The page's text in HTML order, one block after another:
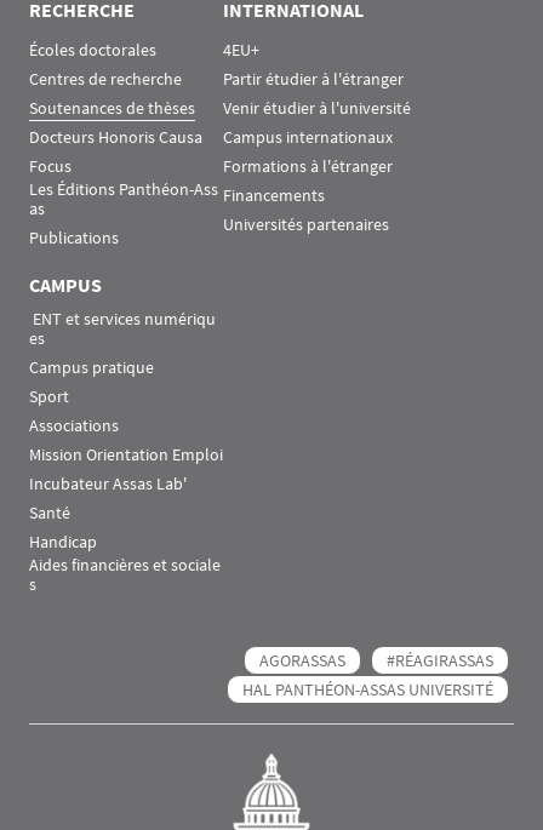
RECHERCHE
Écoles doctorales
Centres de recherche
Soutenances de thèses
Docteurs Honoris Causa
Focus
Les Éditions Panthéon-Ass
as
Publications
INTERNATIONAL
4EU+
Partir étudier à l'étranger
Venir étudier à l'université
Campus internationaux
Formations à l'étranger
Financements
Universités partenaires
CAMPUS
es
Campus pratique
Sport
Associations
Mission Orientation Emploi
Incubateur Assas Lab'
Santé
Handicap
Aides financières et sociale
s
AGORASSAS
#RÉAGIRASSAS
HAL PANTHÉON-ASSAS UNIVERSITÉ